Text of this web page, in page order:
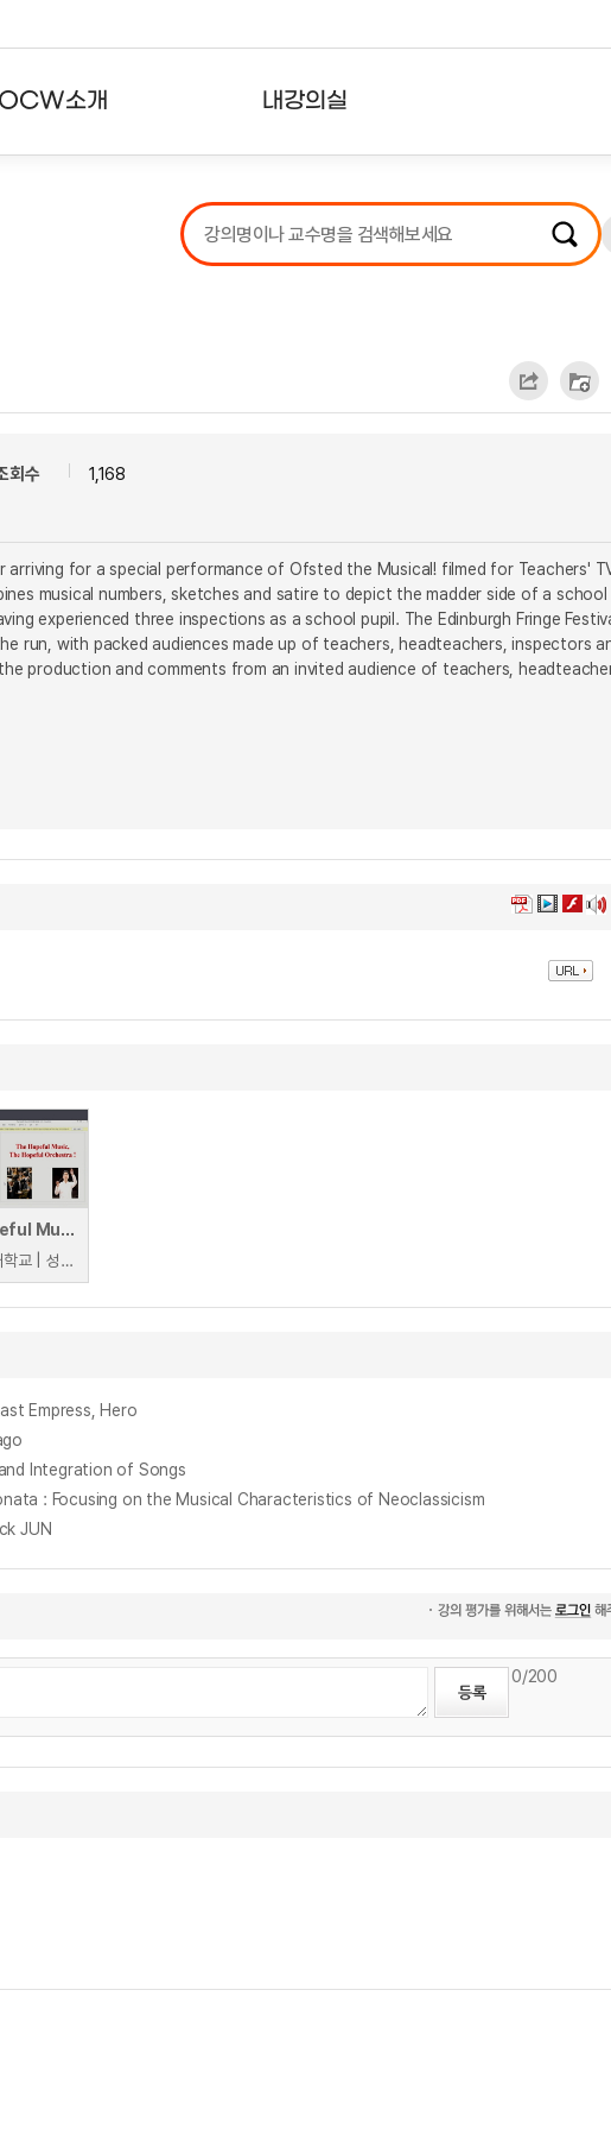
소개 내강의실
강의리스트
수강확인증강의
회수 1,168
for a special performance of Ofsted the Musical! filmed for Teachers'
musical numbers, sketches and satire to depict the madder side of a school
experienced three inspections as a school pupil. The Edinburgh Fringe
run, with packed audiences made up of teachers, headteachers, inspectors
production and comments from an invited audience of teachers,
The Hopeful Music, The Hopeful Orchestra!
이화여자대학교 | 성기선
Empress, Hero
and Integration of Songs
Sonata : Focusing on the Musical Characteristics of Neoclassicism
JUN
0/200